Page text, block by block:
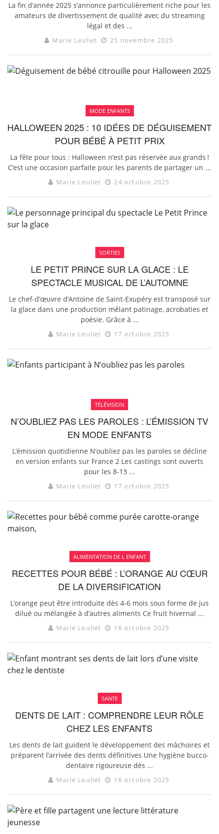
La fin d’année 2025 s’annonce particulièrement riche pour les
amateurs de divertissement de qualité avec du streaming
légal et des ...
Marie Leuliet 25 novembre 2025
MODE ENFANTS
HALLOWEEN 2025 : 10 IDÉES DE DÉGUISEMENT
POUR BÉBÉ À PETIT PRIX
La fête pour tous : Halloween n’est pas réservée aux grands !
C’est une occasion parfaite pour les parents de partager un ...
Marie Leuliet 24 octobre 2025
SORTIES
LE PETIT PRINCE SUR LA GLACE : LE
SPECTACLE MUSICAL DE L’AUTOMNE
Le chef-d’œuvre d’Antoine de Saint-Exupéry est transposé sur
la glace dans une production mêlant patinage, acrobaties et
poésie. Grâce à ...
Marie Leuliet 17 octobre 2025
TÉLÉVISION
N’OUBLIEZ PAS LES PAROLES : L’ÉMISSION TV
EN MODE ENFANTS
L’émission quotidienne N’oubliez pas les paroles se décline
en version enfants sur France 2 Les castings sont ouverts
pour les 8-13 ...
Marie Leuliet 17 octobre 2025
ALIMENTATION DE L ENFANT
RECETTES POUR BÉBÉ : L’ORANGE AU CŒUR
DE LA DIVERSIFICATION
L’orange peut être introduite dès 4-6 mois sous forme de jus
dilué ou mélangée à d’autres aliments Ce fruit hivernal ...
Marie Leuliet 16 octobre 2025
SANTE
DENTS DE LAIT : COMPRENDRE LEUR RÔLE
CHEZ LES ENFANTS
Les dents de lait guident le développement des mâchoires et
préparent l’arrivée des dents définitives Une hygiène bucco-
dentaire rigoureuse dès ...
Marie Leuliet 16 octobre 2025